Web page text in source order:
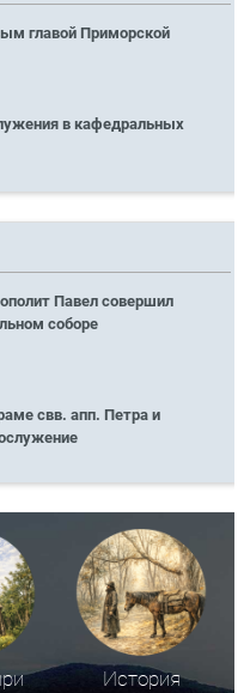
главой Приморской
в кафедральных
Павел совершил
соборе
свв. апп. Петра и
История